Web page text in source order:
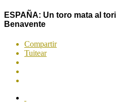
ESPAÑA: Un toro mata al
Benavente
Compartir
Tuitear